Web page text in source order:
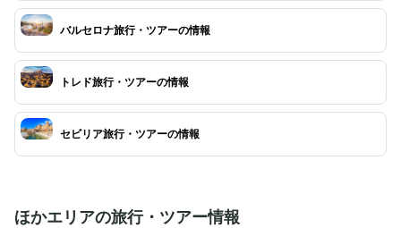
バルセロナ旅行・ツアーの情報
トレド旅行・ツアーの情報
セビリア旅行・ツアーの情報
ほかエリアの旅行・ツアー情報